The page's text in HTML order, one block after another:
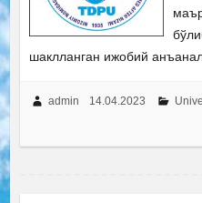
шаклланган ижобий
admin 14.04.2023